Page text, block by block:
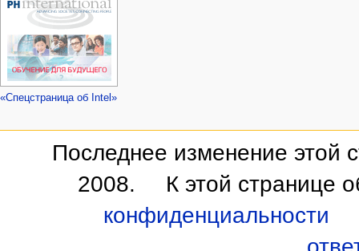
«Спецстраница об Intel»
Последнее изменение этой
2008.
К этой странице
конфиденциальности